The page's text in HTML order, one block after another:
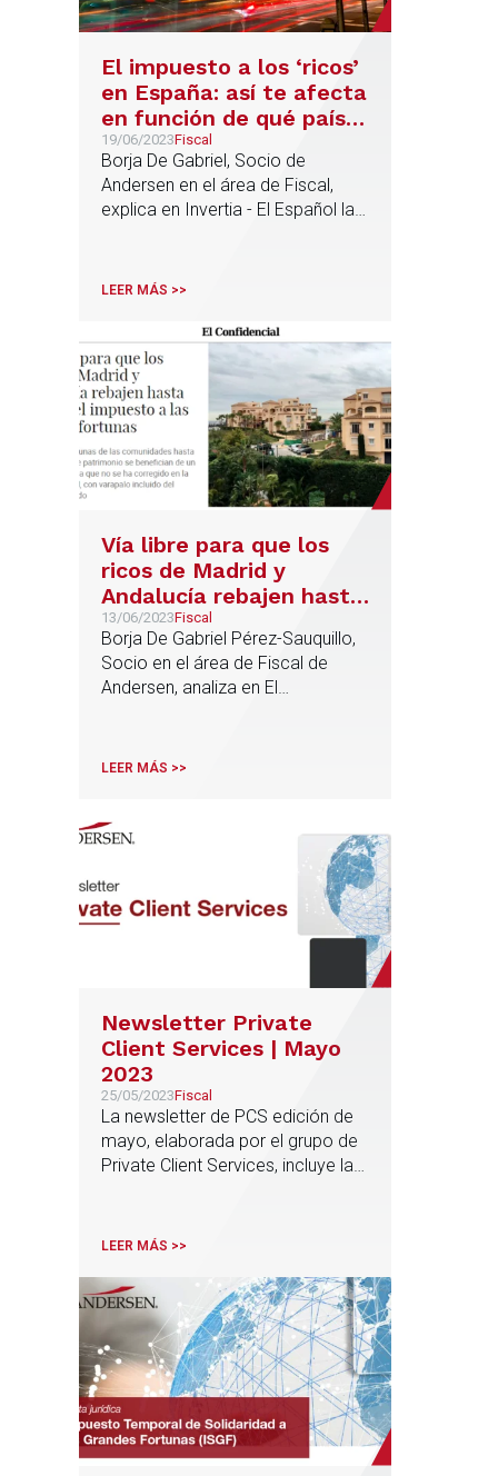
El impuesto a los ‘ricos’
en España: así te afecta
en función de qué país
procedas
19/06/2023Fiscal
Borja De Gabriel, Socio de
Andersen en el área de Fiscal,
explica en Invertia - El Español las
extranjeros presentes en España
LEER MÁS >>
Vía libre para que los
ricos de Madrid y
Andalucía rebajen hasta
un 80% el impuesto a
las grandes fortunas
13/06/2023Fiscal
Borja De Gabriel Pérez-Sauquillo,
Socio en el área de Fiscal de
Andersen, analiza en El
ministerial sobre el IGF
LEER MÁS >>
Newsletter Private
Client Services | Mayo
2023
25/05/2023Fiscal
La newsletter de PCS edición de
mayo, elaborada por el grupo de
Private Client Services, incluye las
LEER MÁS >>